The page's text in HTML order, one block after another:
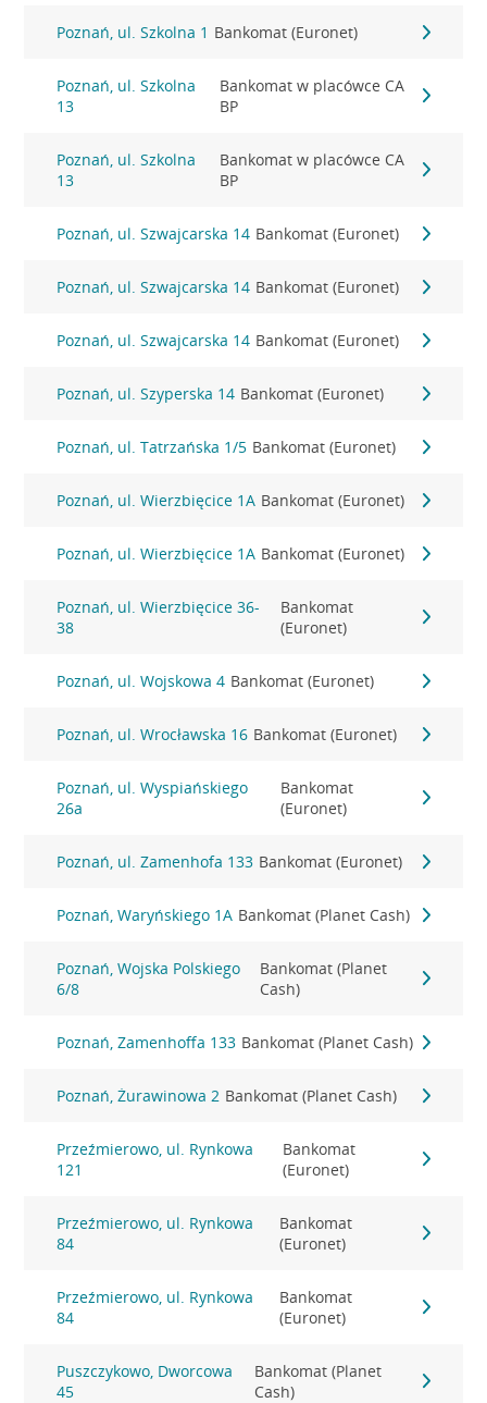
Poznań, ul. Szkolna 1 Bankomat (Euronet)
Poznań, ul. Szkolna
13
Bankomat w placówce CA
BP
Poznań, ul. Szkolna
13
Bankomat w placówce CA
BP
Poznań, ul. Szwajcarska 14 Bankomat (Euronet)
Poznań, ul. Szwajcarska 14 Bankomat (Euronet)
Poznań, ul. Szwajcarska 14 Bankomat (Euronet)
Poznań, ul. Szyperska 14 Bankomat (Euronet)
Poznań, ul. Tatrzańska 1/5 Bankomat (Euronet)
Poznań, ul. Wierzbięcice 1A Bankomat (Euronet)
Poznań, ul. Wierzbięcice 1A Bankomat (Euronet)
Poznań, ul. Wierzbięcice 36-
38
Bankomat
(Euronet)
Poznań, ul. Wojskowa 4 Bankomat (Euronet)
Poznań, ul. Wrocławska 16 Bankomat (Euronet)
Poznań, ul. Wyspiańskiego
26a
Bankomat
(Euronet)
Poznań, ul. Zamenhofa 133 Bankomat (Euronet)
Poznań, Waryńskiego 1A Bankomat (Planet Cash)
Poznań, Wojska Polskiego
6/8
Bankomat (Planet
Cash)
Poznań, Zamenhoffa 133 Bankomat (Planet Cash)
Poznań, Żurawinowa 2 Bankomat (Planet Cash)
Przeźmierowo, ul. Rynkowa
121
Bankomat
(Euronet)
Przeźmierowo, ul. Rynkowa
84
Bankomat
(Euronet)
Przeźmierowo, ul. Rynkowa
84
Bankomat
(Euronet)
Puszczykowo, Dworcowa
45
Bankomat (Planet
Cash)